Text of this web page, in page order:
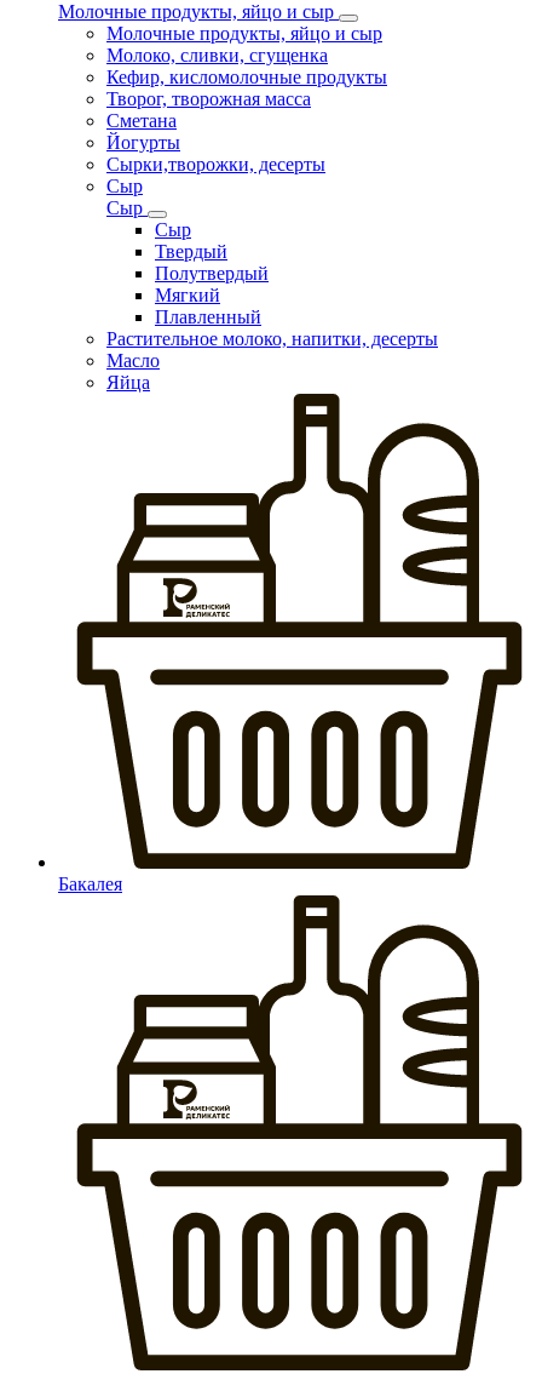
Молочные продукты, яйцо и сыр
Молочные продукты, яйцо и сыр
Молоко, сливки, сгущенка
Кефир, кисломолочные продукты
Творог, творожная масса
Сметана
Йогурты
Сырки,творожки, десерты
Сыр
Сыр
Сыр
Твердый
Полутвердый
Мягкий
Плавленный
Растительное молоко, напитки, десерты
Масло
Яйца
Бакалея